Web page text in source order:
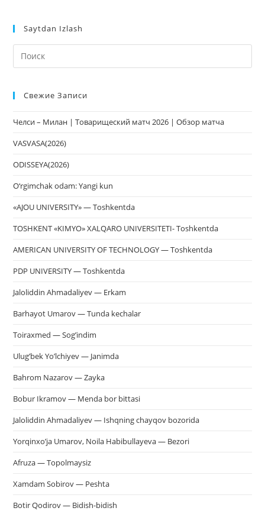
Saytdan Izlash
Свежие Записи
Челси – Милан | Товарищеский матч 2026 | Обзор матча
VASVASA(2026)
ODISSEYA(2026)
O‘rgimchak odam: Yangi kun
«AJOU UNIVERSITY» — Toshkentda
TOSHKENT «KIMYO» XALQARO UNIVERSITETI- Toshkentda
AMERICAN UNIVERSITY OF TECHNOLOGY — Toshkentda
PDP UNIVERSITY — Toshkentda
Jaloliddin Ahmadaliyev — Erkam
Barhayot Umarov — Tunda kechalar
Toiraxmed — Sog’indim
Ulug’bek Yo’lchiyev — Janimda
Bahrom Nazarov — Zayka
Bobur Ikramov — Menda bor bittasi
Jaloliddin Ahmadaliyev — Ishqning chayqov bozorida
Yorqinxo’ja Umarov, Noila Habibullayeva — Bezori
Afruza — Topolmaysiz
Xamdam Sobirov — Peshta
Botir Qodirov — Bidish-bidish